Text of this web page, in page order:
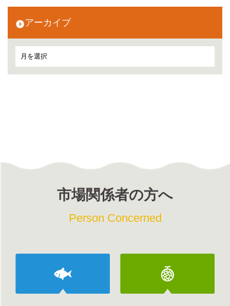
アーカイブ
市場関係者の方へ
Person Concerned